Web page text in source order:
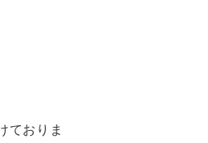
ておりま